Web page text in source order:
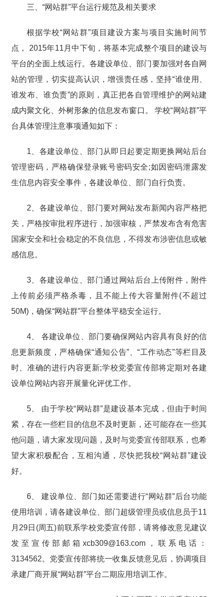
三、“网站群”平台运行规范及相关要求
根据学校“网站群”项目建设方案与项目实施时间节
点， 2015年11月中下旬，将基本完成整个项目的建设与
平台的全面上线运行。各建设单位、部门要加强对各自网
站的管理，切实提高认识，增强责任感，坚持“谁使用、
谁发布、谁负责”的原则，真正把各自管理维护的网站建
成内聚文化、外树形象的信息发布窗口。 学校“网站群”平
台具体管理注意事项通知如下：
1、各建设单位、部门从即日起要定期更换网站后台
管理密码，严格确保登录账号密码安全;如因密码泄露发
生信息内容安全事件，各建设单位、部门自行负责。
2、各建设单位、部门要对网站发布新闻内容严格把
关，严格按审批程序进行，加强审核，严禁发布含有危害
国家安全和社会稳定的不良信息，不得发布涉密信息或敏
感信息。
3、各建设单位、部门通过网站后台上传附件，附件
上传前必须严格杀毒，且不能上传大容量附件(不超过
50M)，确保“网站群”平台整体平稳安全运行。
4、 各建设单位、部门要确保网站内容具有良好的信
息更新频度，严格确保“通知公告”、“工作动态”等栏目及
时、准确的进行内容更新;学校党委宣传部将定期对各建
设单位网站内容开展量化评优工作。
5、 由于学校“网站群”是建设基本完成，但由于时间
紧，存在一些栏目的信息不及时更新，还可能存在一些其
他问题，请大家发现问题，及时与党委宣传部联系，也希
望大家积极配合，互相沟通，尽快把我校“网站群”建设
好。
6、 建设单位、部门如还需要进行“网站群”后台功能
使用培训，请各建设单位、部门超级管理员或信息员于11
月29日(周五)前联系学校党委宣传部，请将修改意见建议
发至宣传部邮箱xcb309@163.com，联系电话：
3134562。党委宣传部将统一收集反馈意见后，协调项目
承建厂商开展“网站群”平台二期应用培训工作。